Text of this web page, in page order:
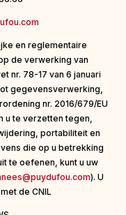
en reglementaire
de verwerking van
nr. 78-17 van 6 januari
gegevensverwerking,
nr. 2016/679/EU
u te verzetten tegen,
portabiliteit en
die op u betrekking
te oefenen, kunt u uw
). U
de CNIL